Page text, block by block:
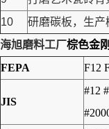
10
研磨碳板，生产
海旭磨料工厂棕色金
FEPA
F12
JIS
#12